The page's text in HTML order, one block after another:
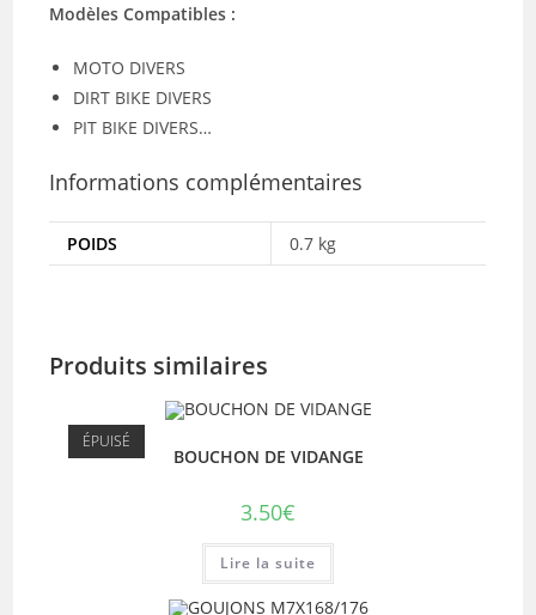
Modèles Compatibles :
MOTO DIVERS
DIRT BIKE DIVERS
PIT BIKE DIVERS…
Informations complémentaires
POIDS 0.7 kg
Produits similaires
ÉPUISÉ
BOUCHON DE VIDANGE
3.50€
Lire la suite